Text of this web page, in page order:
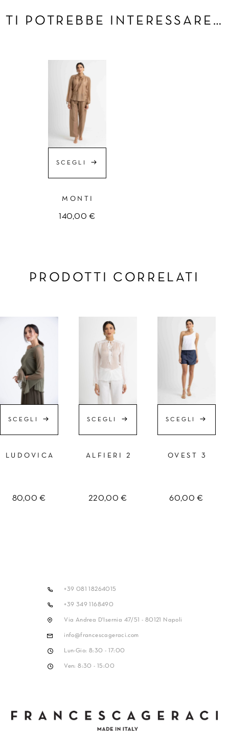
TI POTREBBE INTERESSARE…
SCEGLI
MONTI
140,00€
PRODOTTI CORRELATI
SCEGLI
LUDOVICA
80,00€
SCEGLI
ALFIERI 2
220,00€
SCEGLI
OVEST 3
60,00€
+39 081 18264015
+39 349 1168490
Via Andrea D'Isernia 47/51 - 80121 Napoli
info@francescageraci.com
Lun-Gio: 8:30 - 17:00
Ven: 8:30 - 15:00